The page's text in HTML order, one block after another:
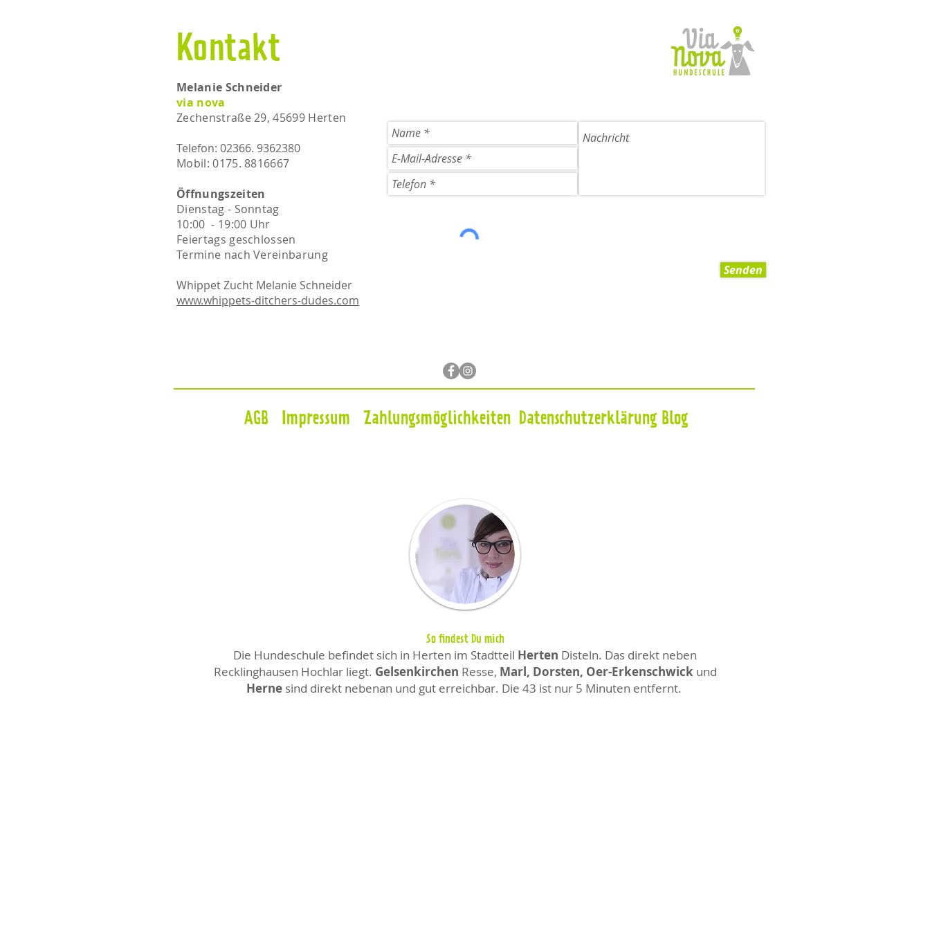
Kontakt
Melanie Schneider
via nova
Zechenstraße 29, 45699 Herten
Telefon: 02366. 9362380
Mobil: 0175. 8816667​​
Öffnungszeiten
Dienstag - Sonntag
10:00 - 19:00 Uhr
Feiertags geschlossen
Termine nach Vereinbarung
Whippet Zucht Melanie Schneider
www.whippets-ditchers-dudes.com
Senden
AGB Impressum Blog
Zahlungsmöglichkeiten Datenschutzerklärung
So findest Du mich
Die Hundeschule befindet sich in Herten im Stadtteil Herten Disteln. Das direkt neben
Recklinghausen Hochlar liegt. Gelsenkirchen Resse, Marl, Dorsten, Oer-Erkenschwick und
Hernesind direkt nebenan und gut erreichbar. Die 43 ist nur 5 Minuten entfernt.